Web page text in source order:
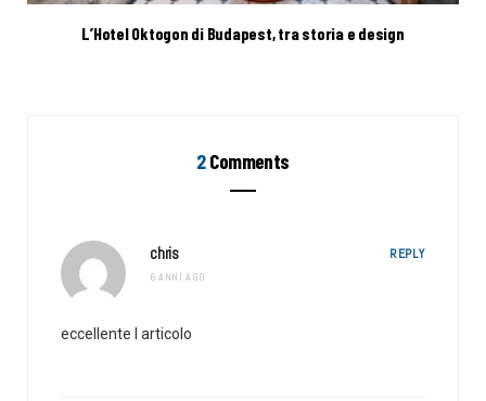
L’Hotel Oktogon di Budapest, tra storia e design
2Comments
chris
6 ANNI AGO
REPLY
eccellente l articolo